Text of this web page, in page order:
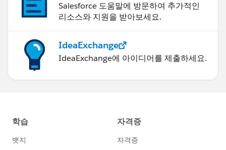
Salesforce 도움말에 방문하여 추가적인
리소스와 지원을 받아보세요.
IdeaExchange
IdeaExchange에 아이디어를 제출하세요.